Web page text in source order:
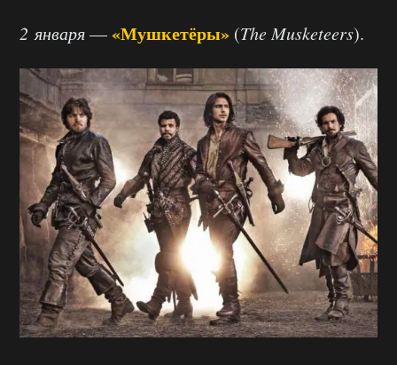
2 января—«Мушкетёры» (The Musketeers).